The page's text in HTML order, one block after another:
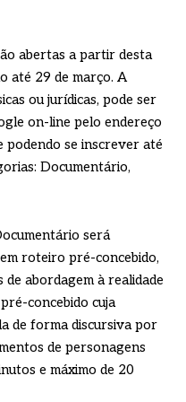
abertas a partir desta
até 29 de março. A
ou jurídicas, pode ser
on-line pelo endereço
podendo se inscrever até
Documentário,
será
roteiro pré-concebido,
abordagem à realidade
concebido cuja
de forma discursiva por
de personagens
e máximo de 20